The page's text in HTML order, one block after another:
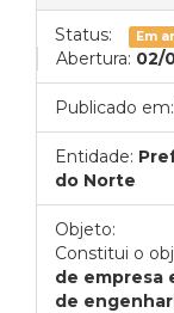
Status: Em
Abertura: 02/
Publicado em:
Entidade:
do Norte
Objeto:
Constitui o
de empresa
de